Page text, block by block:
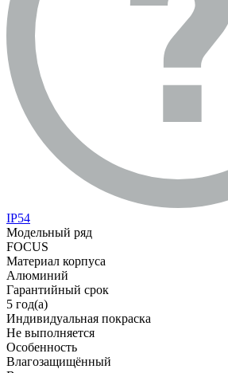
IP54
Модельный ряд
FOCUS
Материал корпуса
Алюминий
Гарантийный срок
5 год(а)
Индивидуальная покраска
Не выполняется
Особенность
Влагозащищённый